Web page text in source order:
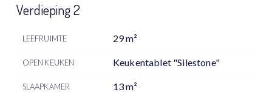
Verdieping 2
LEEFRUIMTE 29 m²
OPEN KEUKEN Keukentablet "Silestone"
SLAAPKAMER 13 m²